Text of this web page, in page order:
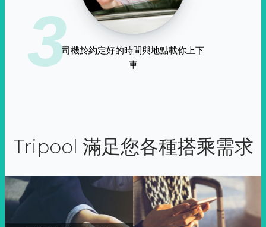
3司機於約定好的時間與地點載你上下
車
Tripool 滿足您各種搭乘需求